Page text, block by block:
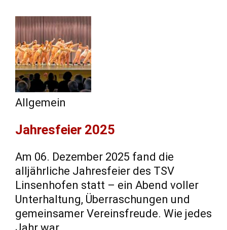
Allgemein
Jahresfeier 2025
Am 06. Dezember 2025 fand die
alljährliche Jahresfeier des TSV
Linsenhofen statt – ein Abend voller
Unterhaltung, Überraschungen und
gemeinsamer Vereinsfreude. Wie jedes